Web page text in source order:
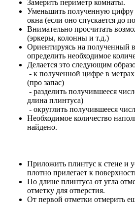
Замерить периметр комнаты.
Уменьшить полученную
окна (если оно спускается до
Внимательно просчитать
(эркеры, колонны и т.д.)
Ориентируясь на полученный в
определить необходимое
Делается это следующим
- к полученной цифре в
(про запас)
- разделить получившееся
длина плинтуса)
- округлить получившееся
Необходимое количество
найдено.
Приложить плинтус к стене и
плотно прилегает к
По длине плинтуса от угла
отметку для отверстия.
От первой отметки отмерить